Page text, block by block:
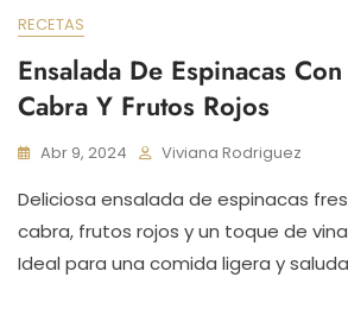
RECETAS
Ensalada De Espinacas
Cabra Y Frutos Rojos
Abr 9, 2024 Viviana Rodriguez
Deliciosa ensalada de espinacas
cabra, frutos rojos y un toque de
Ideal para una comida ligera y